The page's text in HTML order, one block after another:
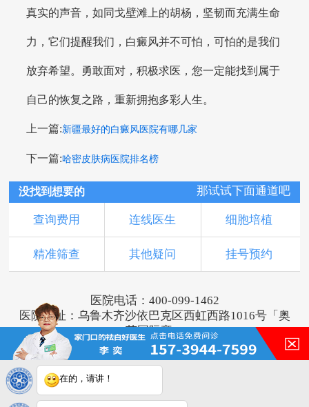
真实的声音，如同戈壁滩上的胡杨，坚韧而充满生命
力，它们提醒我们，白癜风并不可怕，可怕的是我们
放弃希望。勇敢面对，积极求医，您一定能找到属于
自己的恢复之路，重新拥抱多彩人生。
上一篇:新疆最好的白癜风医院有哪几家
下一篇:哈密皮肤病医院排名榜
没找到想要的 那试试下面通道吧
查询费用 连线医生 细胞培植
精准筛查 其他疑问 挂号预约
医院电话：400-099-1462
医院地址：乌鲁木齐沙依巴克区西虹西路1016号「奥
莱国际旁」
版权所有：乌鲁木齐新军都皮肤病医院
新ICP备16001749号-3
注：本网站信息仅供参考，不能作为诊断及医疗依
据，服用药物或进行治疗时请遵医嘱。如有转载或引
在的，请讲！